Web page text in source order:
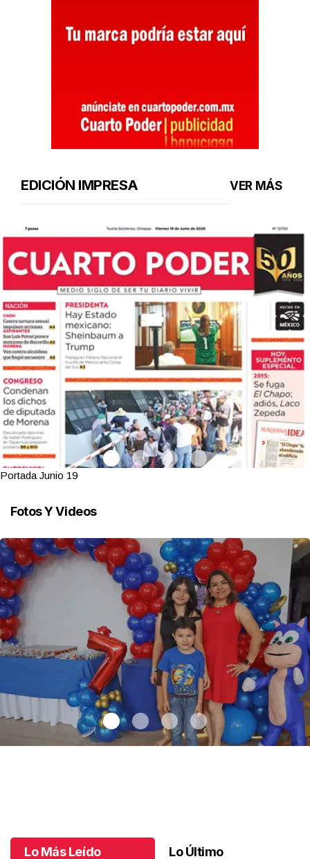
EDICIÓN IMPRESA VER MÁS
Portada Junio 19
Fotos Y Videos
Lo Más Leído Lo Último